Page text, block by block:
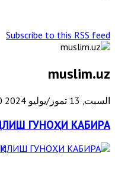
Subscribe to this RSS feed
muslim.uz
السبت, 13 تموز/يوليو 2024 00:00
ГУНОҲИ КАБИРА!